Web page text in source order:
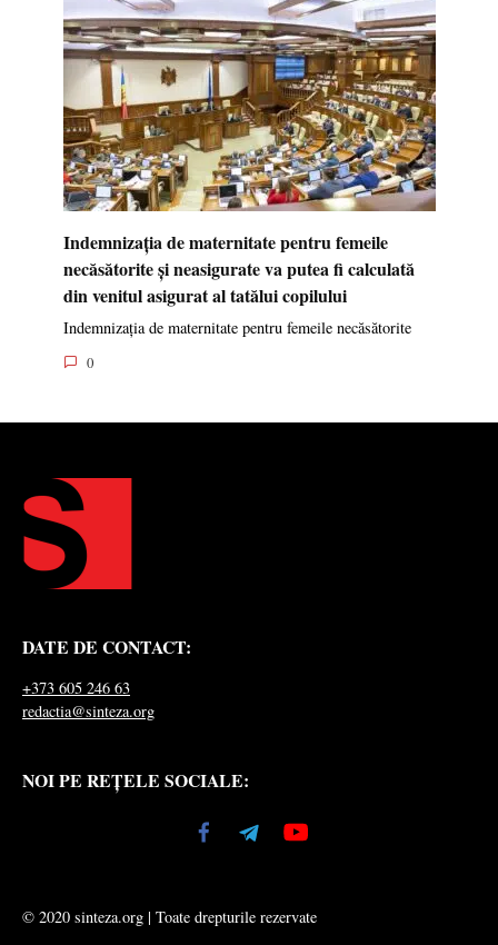
Indemnizația de maternitate pentru femeile
necăsătorite și neasigurate va putea fi calculată
din venitul asigurat al tatălui copilului
Indemnizația de maternitate pentru femeile necăsătorite
0
DATE DE CONTACT:
+373 605 246 63
redactia@sinteza.org
NOI PE REȚELE SOCIALE:
© 2020 sinteza.org | Toate drepturile rezervate